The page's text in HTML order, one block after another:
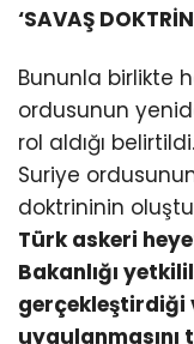
‘SAVAŞ
Bununla birlikte
ordusunun
rol aldığı
Suriye
doktrininin
Türk askeri
Bakanlığı
gerçekleştirdiği
uygulanmasını